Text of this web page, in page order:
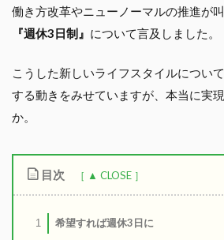
働き方改革やニューノーマルの推進が
『週休3日制』 について言及しました。
こうした新しいライフスタイルについ
する動きをみせていますが、本当に実
か。
目次
1 希望すれば週休3日に